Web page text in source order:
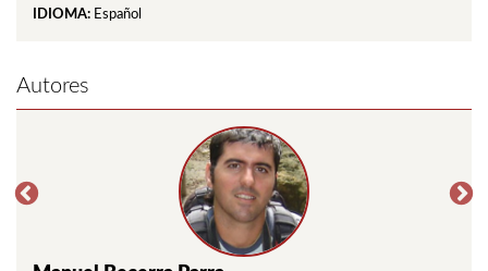
IDIOMA: Español
Autores